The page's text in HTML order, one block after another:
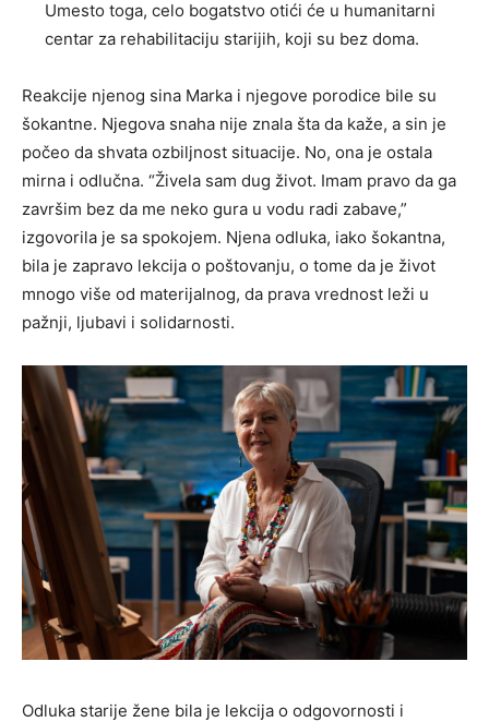
Umesto toga, celo bogatstvo otići će u humanitarni
centar za rehabilitaciju starijih, koji su bez doma.
Reakcije njenog sina Marka i njegove porodice bile su
šokantne. Njegova snaha nije znala šta da kaže, a sin je
počeo da shvata ozbiljnost situacije. No, ona je ostala
mirna i odlučna. “Živela sam dug život. Imam pravo da ga
završim bez da me neko gura u vodu radi zabave,”
izgovorila je sa spokojem. Njena odluka, iako šokantna,
bila je zapravo lekcija o poštovanju, o tome da je život
mnogo više od materijalnog, da prava vrednost leži u
pažnji, ljubavi i solidarnosti.
Odluka starije žene bila je lekcija o odgovornosti i